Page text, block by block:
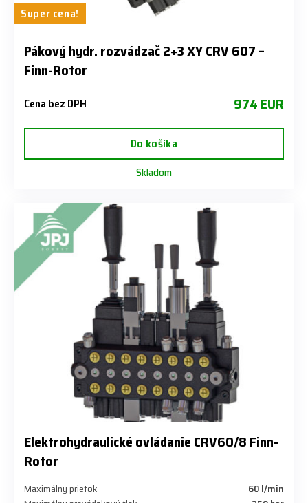
Super cena!
Pákový hydr. rozvádzač 2+3 XY CRV 607 –
Finn-Rotor
Cena bez DPH 974 EUR
Do košíka
Skladom
​Elektrohydraulické ovládanie CRV60/8 Finn-
Rotor
Maximálny prietok
​60 l/min